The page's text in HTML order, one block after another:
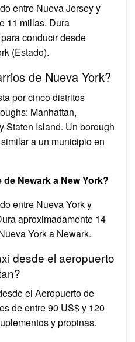
entre Nueva Jersey y
11 millas. Dura
conducir desde
(Estado).
de Nueva York?
por cinco distritos
Manhattan,
Staten Island. Un borough
a un municipio en
Newark a New York?
entre Nueva York y
aproximadamente 14
York a Newark.
desde el aeropuerto
el Aeropuerto de
de entre 90 US$ y 120
y propinas.